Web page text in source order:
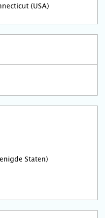
(USA)
Staten)